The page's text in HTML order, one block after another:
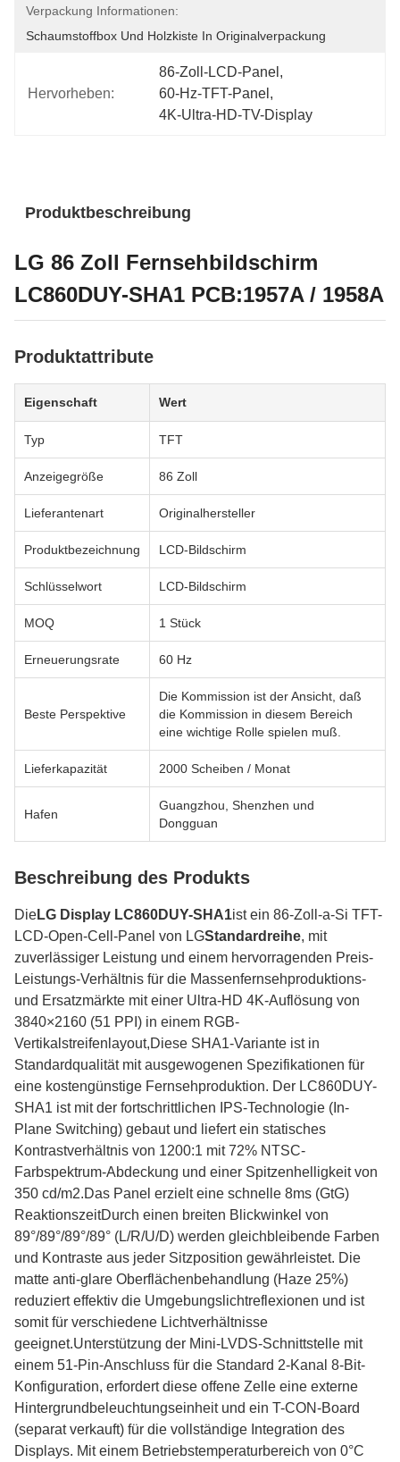
Verpackung Informationen:
Schaumstoffbox Und Holzkiste In Originalverpackung
Hervorheben:
86-Zoll-LCD-Panel ,
60-Hz-TFT-Panel ,
4K-Ultra-HD-TV-Display
Produktbeschreibung
LG 86 Zoll Fernsehbildschirm
LC860DUY-SHA1 PCB:1957A / 1958A
Produktattribute
Eigenschaft Wert
Typ TFT
Anzeigegröße 86 Zoll
Lieferantenart Originalhersteller
Produktbezeichnung LCD-Bildschirm
Schlüsselwort LCD-Bildschirm
MOQ 1 Stück
Erneuerungsrate 60 Hz
Beste Perspektive
Die Kommission ist der Ansicht, daß
die Kommission in diesem Bereich
eine wichtige Rolle spielen muß.
Lieferkapazität 2000 Scheiben / Monat
Hafen
Guangzhou, Shenzhen und
Dongguan
Beschreibung des Produkts
DieLG Display LC860DUY-SHA1ist ein 86-Zoll-a-Si TFT-
LCD-Open-Cell-Panel von LGStandardreihe, mit
zuverlässiger Leistung und einem hervorragenden Preis-
Leistungs-Verhältnis für die Massenfernsehproduktions-
und Ersatzmärkte mit einer Ultra-HD 4K-Auflösung von
3840×2160 (51 PPI) in einem RGB-
Vertikalstreifenlayout,Diese SHA1-Variante ist in
Standardqualität mit ausgewogenen Spezifikationen für
eine kostengünstige Fernsehproduktion. Der LC860DUY-
SHA1 ist mit der fortschrittlichen IPS-Technologie (In-
Plane Switching) gebaut und liefert ein statisches
Kontrastverhältnis von 1200:1 mit 72% NTSC-
Farbspektrum-Abdeckung und einer Spitzenhelligkeit von
350 cd/m2.Das Panel erzielt eine schnelle 8ms (GtG)
ReaktionszeitDurch einen breiten Blickwinkel von
89°/89°/89°/89° (L/R/U/D) werden gleichbleibende Farben
und Kontraste aus jeder Sitzposition gewährleistet. Die
matte anti-glare Oberflächenbehandlung (Haze 25%)
reduziert effektiv die Umgebungslichtreflexionen und ist
somit für verschiedene Lichtverhältnisse
geeignet.Unterstützung der Mini-LVDS-Schnittstelle mit
einem 51-Pin-Anschluss für die Standard 2-Kanal 8-Bit-
Konfiguration, erfordert diese offene Zelle eine externe
Hintergrundbeleuchtungseinheit und ein T-CON-Board
(separat verkauft) für die vollständige Integration des
Displays. Mit einem Betriebstemperaturbereich von 0°C